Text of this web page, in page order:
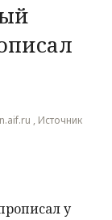
, Источник
у